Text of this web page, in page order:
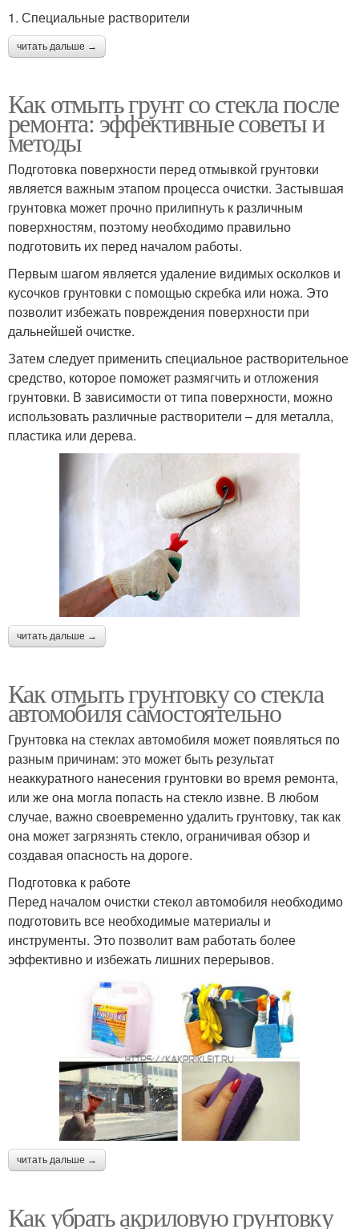
1. Специальные растворители
читать дальше →
Как отмыть грунт со стекла после
ремонта: эффективные советы и
методы
Подготовка поверхности перед отмывкой грунтовки
является важным этапом процесса очистки. Застывшая
грунтовка может прочно прилипнуть к различным
поверхностям, поэтому необходимо правильно
подготовить их перед началом работы.
Первым шагом является удаление видимых осколков и
кусочков грунтовки с помощью скребка или ножа. Это
позволит избежать повреждения поверхности при
дальнейшей очистке.
Затем следует применить специальное растворительное
средство, которое поможет размягчить и отложения
грунтовки. В зависимости от типа поверхности, можно
использовать различные растворители – для металла,
пластика или дерева.
читать дальше →
Как отмыть грунтовку со стекла
автомобиля самостоятельно
Грунтовка на стеклах автомобиля может появляться по
разным причинам: это может быть результат
неаккуратного нанесения грунтовки во время ремонта,
или же она могла попасть на стекло извне. В любом
случае, важно своевременно удалить грунтовку, так как
она может загрязнять стекло, ограничивая обзор и
создавая опасность на дороге.
Подготовка к работе
Перед началом очистки стекол автомобиля необходимо
подготовить все необходимые материалы и
инструменты. Это позволит вам работать более
эффективно и избежать лишних перерывов.
читать дальше →
Как убрать акриловую грунтовку